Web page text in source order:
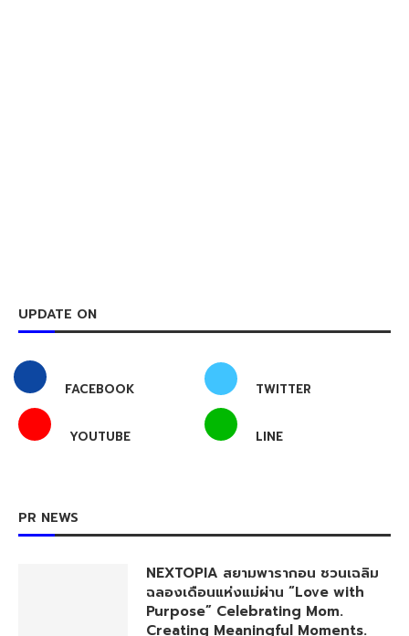
UPDATE ON
FACEBOOK TWITTER
YOUTUBE LINE
PR NEWS
NEXTOPIA สยามพารากอน ชวนเฉลิม
ฉลองเดือนแห่งแม่ผ่าน “Love with
Purpose” Celebrating Mom.
Creating Meaningful Moments.